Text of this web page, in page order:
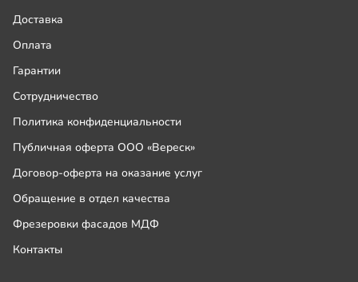
Доставка
Оплата
Гарантии
Сотрудничество
Политика конфиденциальности
Публичная оферта ООО «Вереск»
Договор-оферта на оказание услуг
Обращение в отдел качества
Фрезеровки фасадов МДФ
Контакты